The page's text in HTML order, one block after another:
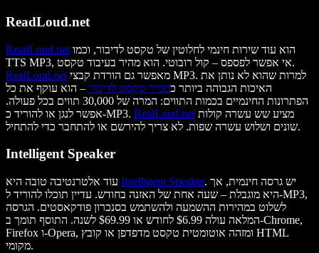
ReadLoud.net
ReadLoud.net
TTS MP3, אי אפשר לפספס – קול רובוטי. הוא מהיר בעיבוד טקסט.
RealLoud.net
האיכות הגבוהה ביותר כממיר טקסט לדיבור – הוא עוקף את כל
הפתרונות החינמיים בכמות התווים: המרה של 30,000 תווים בכל פעולה.
אפשר לנגן או להוריד כ-MP3. RealLoud.net
שונים ושלוש עשרה שפות. לא צריך להירשם או להתחבר כדי להתחיל.
Intelligent Speaker
Intelligent Speaker. יש גרסה חינמית, אך
היא מוגבלת – שעה אחת של האזנה בחודש. עדיין תוכלו להוריד ל-MP3,
לשלוט במהירות ההשמעה ולהשתמש בסנכרון פודקאסטים. הגרסה
המלאה עולה $6.99 לחודש או $69.99 לשנה. התוסף תומך ב-Chrome,
Firefox ו-Opera, ומזהה אוטומטית טקסט מדפדפן או קובץ HTML
מקומי.